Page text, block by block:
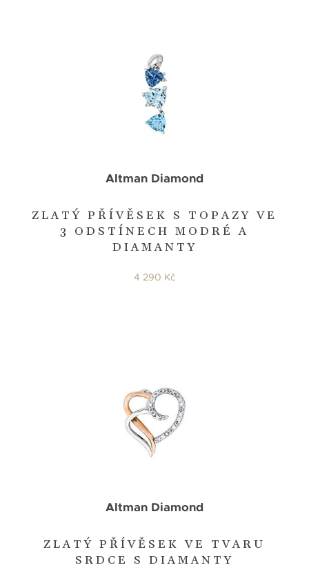
ZLATÝ PŘÍVĚSEK S TOPAZY VE
3 ODSTÍNECH MODRÉ A
DIAMANTY
Altman Diamond
4 290 Kč
ZLATÝ PŘÍVĚSEK VE TVARU
SRDCE S DIAMANTY
Altman Diamond